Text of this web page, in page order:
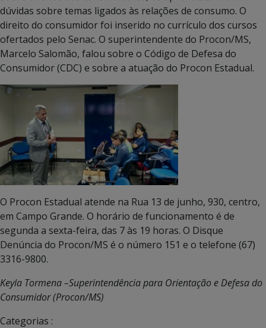
dúvidas sobre temas ligados às relações de consumo. O
direito do consumidor foi inserido no currículo dos cursos
ofertados pelo Senac. O superintendente do Procon/MS,
Marcelo Salomão, falou sobre o Código de Defesa do
Consumidor (CDC) e sobre a atuação do Procon Estadual.
O Procon Estadual atende na Rua 13 de junho, 930, centro,
em Campo Grande. O horário de funcionamento é de
segunda a sexta-feira, das 7 às 19 horas. O Disque
Denúncia do Procon/MS é o número 151 e o telefone (67)
3316-9800.
Keyla Tormena –Superintendência para Orientação e Defesa do
Consumidor (Procon/MS)
Categorias :